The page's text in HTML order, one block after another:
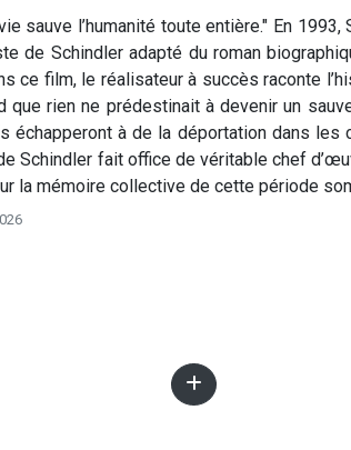
sauve l’humanité toute entière." En
de Schindler adapté du roman
ce film, le réalisateur à succès raconte
que rien ne prédestinait à devenir un
échapperont à de la déportation dans les
Schindler fait office de véritable chef
la mémoire collective de cette période